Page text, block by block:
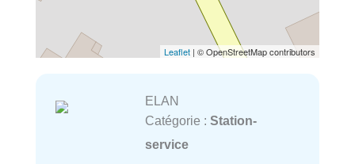
Leaflet | © OpenStreetMap contributors
ELAN
Catégorie : Station-
service